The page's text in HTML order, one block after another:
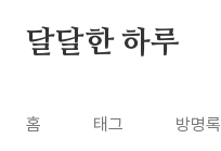
달달한 하루
홈 태그 방명록